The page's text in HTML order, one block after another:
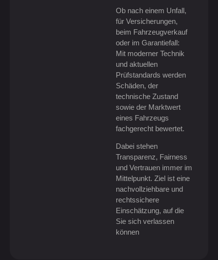
Ob nach einem Unfall,
für Versicherungen,
beim Fahrzeugverkauf
oder im Garantiefall:
Mit moderner Technik
und aktuellen
Prüfstandards werden
Schäden, der
technische Zustand
sowie der Marktwert
eines Fahrzeugs
fachgerecht bewertet.
Dabei stehen
Transparenz, Fairness
und Vertrauen immer im
Mittelpunkt. Ziel ist eine
nachvollziehbare und
rechtssichere
Einschätzung, auf die
Sie sich verlassen
können